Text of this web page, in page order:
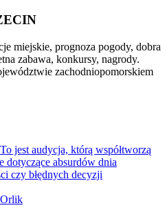
miejskie, prognoza pogody, dobra
zabawa, konkursy, nagrody.
zachodniopomorskiem
jest audycja, którą współtworzą
dotyczące absurdów dnia
czy błędnych decyzji
Orlik